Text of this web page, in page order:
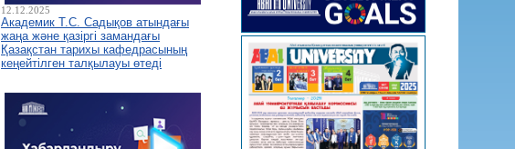
12.12.2025
Академик Т.С. Садықов атындағы
жаңа және қазіргі замандағы
Қазақстан тарихы кафедрасының
кеңейтілген талқылауы өтеді